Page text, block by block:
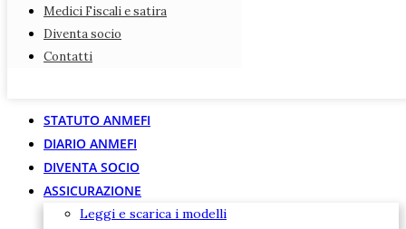
Medici Fiscali e satira
Diventa socio
Contatti
Medici Fiscali e satira
Diventa socio
Contatti
STATUTO ANMEFI
DIARIO ANMEFI
DIVENTA SOCIO
ASSICURAZIONE
Leggi e scarica i modelli